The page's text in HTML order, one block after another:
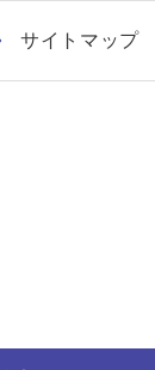
サイトマップ